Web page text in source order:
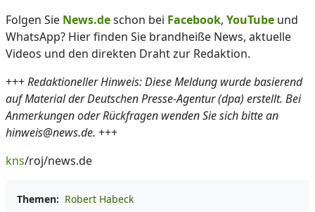
Folgen Sie News.deschon bei Facebook, YouTube und
WhatsApp? Hier finden Sie brandheiße News, aktuelle
Videos und den direkten Draht zur Redaktion.
+++Redaktioneller Hinweis: Diese Meldung wurde basierend
auf Material der Deutschen Presse-Agentur (dpa) erstellt. Bei
Anmerkungen oder Rückfragen wenden Sie sich bitte an
hinweis@news.de. +++
kns/roj/news.de
Themen: Robert Habeck